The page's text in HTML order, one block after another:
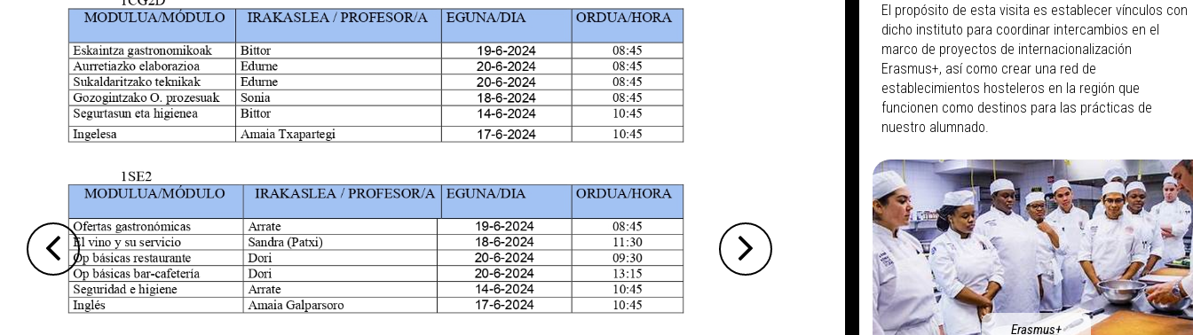
El propósito de esta visita es establecer vínculos con
dicho instituto para coordinar intercambios en el
marco de proyectos de internacionalización
Erasmus+, así como crear una red de
establecimientos hosteleros en la región que
funcionen como destinos para las prácticas de
nuestro alumnado.
Erasmus+